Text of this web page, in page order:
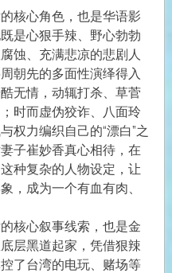
核心角色，也是华语影
是心狠手辣、野心勃勃
蚀、充满悲凉的悲剧人
朝先的多面性演绎得入
无情，动辄打杀、草菅
时而虚伪狡诈、八面玲
权力编织自己的“漂白”之
子崔妙香真心相待，在
种复杂的人物设定，让
，成为一个有血有肉、
核心叙事线索，也是金
层黑道起家，凭借狠辣
了台湾的电玩、赌场等